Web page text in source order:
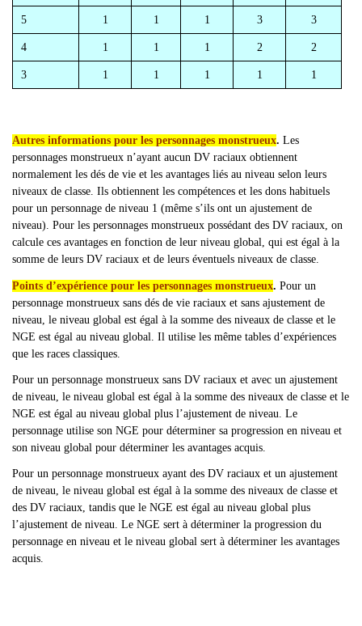
5 1 1 1 3 3
4 1 1 1 2 2
3 1 1 1 1 1
Autres informations pour les personnages monstrueux. Les
personnages monstrueux n’ayant aucun DV raciaux obtiennent
normalement les dés de vie et les avantages liés au niveau selon leurs
niveaux de classe. Ils obtiennent les compétences et les dons habituels
pour un personnage de niveau 1 (même s’ils ont un ajustement de
niveau). Pour les personnages monstrueux possédant des DV raciaux, on
calcule ces avantages en fonction de leur niveau global, qui est égal à la
somme de leurs DV raciaux et de leurs éventuels niveaux de classe.
Points d’expérience pour les personnages monstrueux. Pour un
personnage monstrueux sans dés de vie raciaux et sans ajustement de
niveau, le niveau global est égal à la somme des niveaux de classe et le
NGE est égal au niveau global. Il utilise les même tables d’expériences
que les races classiques.
Pour un personnage monstrueux sans DV raciaux et avec un ajustement
de niveau, le niveau global est égal à la somme des niveaux de classe et le
NGE est égal au niveau global plus l ’ajustement de niveau. Le
personnage utilise son NGE pour déterminer sa progression en niveau et
son niveau global pour déterminer les avantages acquis.
Pour un personnage monstrueux ayant des DV raciaux et un ajustement
de niveau, le niveau global est égal à la somme des niveaux de classe et
des DV raciaux, tandis que le NGE est égal au niveau global plus
l ’ajustement de niveau. Le NGE sert à déterminer la progression du
personnage en niveau et le niveau global sert à déterminer les avantages
acquis.